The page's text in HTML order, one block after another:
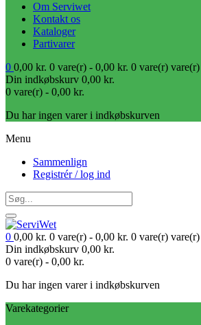
Om Serviwet
Kontakt os
Kataloger
Partivarer
0 0,00 kr. 0 vare(r) - 0,00 kr. 0 vare(r) vare(r)
Din indkøbskurv 0,00 kr.
0 vare(r) - 0,00 kr.
Du har ingen varer i indkøbskurven
Menu
Sammenlign
Registrér / log ind
0 0,00 kr. 0 vare(r) - 0,00 kr. 0 vare(r) vare(r)
Din indkøbskurv 0,00 kr.
0 vare(r) - 0,00 kr.
Du har ingen varer i indkøbskurven
Varekategorier